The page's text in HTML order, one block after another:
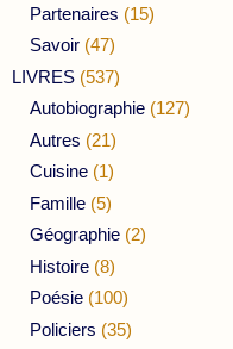
Partenaires (15)
Savoir (47)
LIVRES (537)
Autobiographie (127)
Autres (21)
Cuisine (1)
Famille (5)
Géographie (2)
Histoire (8)
Poésie (100)
Policiers (35)